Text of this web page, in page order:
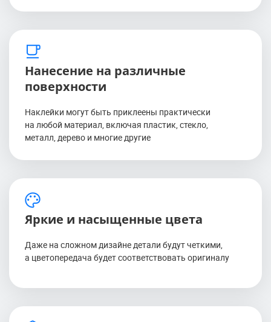
Нанесение на различные
поверхности
Наклейки могут быть приклеены практически
на любой материал, включая пластик, стекло,
металл, дерево и многие другие
Яркие и насыщенные цвета
Даже на сложном дизайне детали будут четкими,
а цветопередача будет соответствовать оригиналу